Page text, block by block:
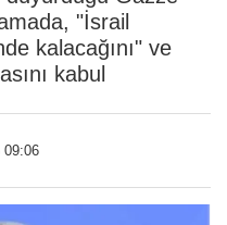
"İsrail
kalacağını" ve
kabul
09:06